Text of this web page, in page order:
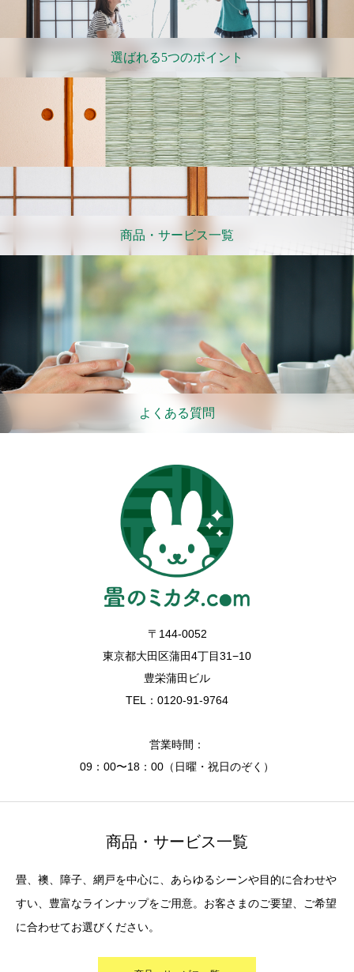
選ばれる5つのポイント
商品・サービス一覧
よくある質問
〒144-0052
東京都大田区蒲田4丁目31−10
豊栄蒲田ビル
TEL：0120-91-9764
営業時間：
09：00〜18：00（日曜・祝日のぞく）
商品・サービス一覧
畳、襖、障子、網戸を中心に、あらゆるシーンや目的に合わせや
すい、豊富なラインナップをご用意。お客さまのご要望、ご希望
に合わせてお選びください。